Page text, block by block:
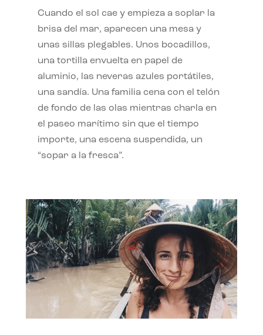
Cuando el sol cae y empieza a soplar la
brisa del mar, aparecen una mesa y
unas sillas plegables. Unos bocadillos,
una tortilla envuelta en papel de
aluminio, las neveras azules portátiles,
una sandía. Una familia cena con el telón
de fondo de las olas mientras charla en
el paseo marítimo sin que el tiempo
importe, una escena suspendida, un
“sopar a la fresca”.